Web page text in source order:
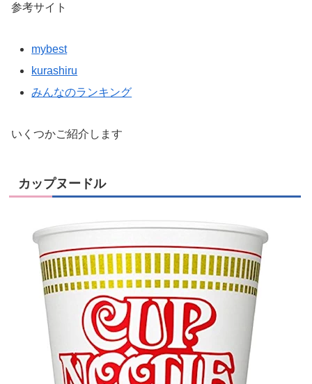
参考サイト
mybest
kurashiru
みんなのランキング
いくつかご紹介します
カップヌードル